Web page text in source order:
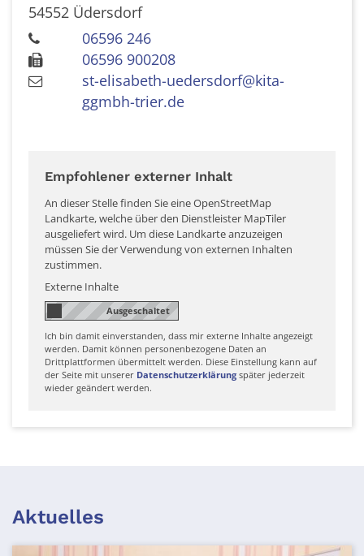
54552 Üdersdorf
06596 246
06596 900208
st-elisabeth-uedersdorf@kita-
ggmbh-trier.de
Empfohlener externer Inhalt
An dieser Stelle finden Sie eine OpenStreetMap
Landkarte, welche über den Dienstleister MapTiler
ausgeliefert wird. Um diese Landkarte anzuzeigen
müssen Sie der Verwendung von externen Inhalten
zustimmen.
Externe Inhalte
Ich bin damit einverstanden, dass mir externe Inhalte angezeigt
werden. Damit können personenbezogene Daten an
Drittplattformen übermittelt werden. Diese Einstellung kann auf
der Seite mit unserer Datenschutzerklärung später jederzeit
wieder geändert werden.
Aktuelles